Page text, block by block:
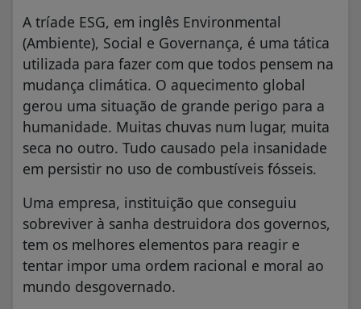
A tríade ESG, em inglês Environmental
(Ambiente), Social e Governança, é uma tática
utilizada para fazer com que todos pensem na
mudança climática. O aquecimento global
gerou uma situação de grande perigo para a
humanidade. Muitas chuvas num lugar, muita
seca no outro. Tudo causado pela insanidade
em persistir no uso de combustíveis fósseis.
Uma empresa, instituição que conseguiu
sobreviver à sanha destruidora dos governos,
tem os melhores elementos para reagir e
tentar impor uma ordem racional e moral ao
mundo desgovernado.